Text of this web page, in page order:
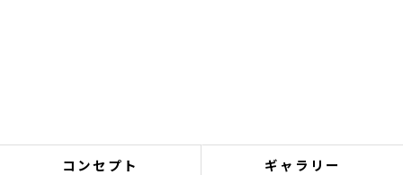
コンセプト ギャラリー